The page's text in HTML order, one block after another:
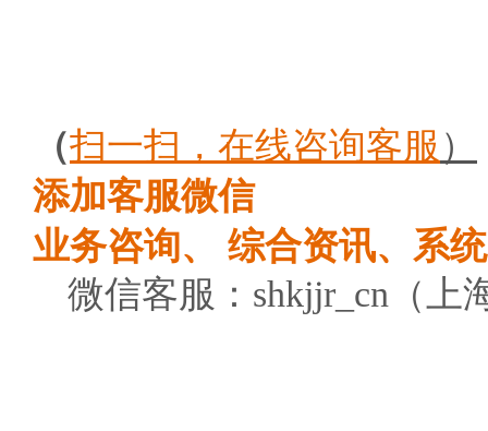
（扫一扫， 在线咨询客服 ）
添加客服微信
业务咨询、 综合资讯、系
微信客服：shkjjr_cn（上